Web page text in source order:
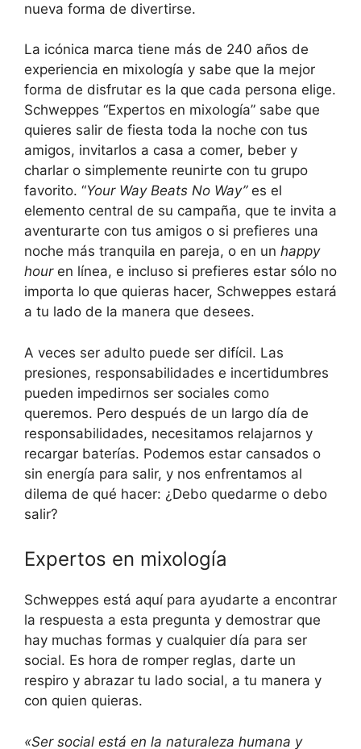
nueva forma de divertirse.
La icónica marca tiene más de 240 años de
experiencia en mixología y sabe que la mejor
forma de disfrutar es la que cada persona elige.
Schweppes “Expertos en mixología” sabe que
quieres salir de fiesta toda la noche con tus
amigos, invitarlos a casa a comer, beber y
charlar o simplemente reunirte con tu grupo
favorito. “Your Way Beats No Way”es el
elemento central de su campaña, que te invita a
aventurarte con tus amigos o si prefieres una
noche más tranquila en pareja, o en un happy
houren línea, e incluso si prefieres estar sólo no
importa lo que quieras hacer, Schweppes estará
a tu lado de la manera que desees.
A veces ser adulto puede ser difícil. Las
presiones, responsabilidades e incertidumbres
pueden impedirnos ser sociales como
queremos. Pero después de un largo día de
responsabilidades, necesitamos relajarnos y
recargar baterías. Podemos estar cansados o
sin energía para salir, y nos enfrentamos al
dilema de qué hacer: ¿Debo quedarme o debo
salir?
Expertos en mixología
Schweppes está aquí para ayudarte a encontrar
la respuesta a esta pregunta y demostrar que
hay muchas formas y cualquier día para ser
social. Es hora de romper reglas, darte un
respiro y abrazar tu lado social, a tu manera y
con quien quieras.
«Ser social está en la naturaleza humana y